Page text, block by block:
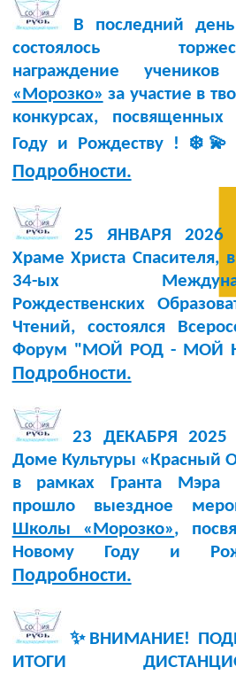
В последний день
состоялось
награждение учеников
«Морозко» за участие в
конкурсах,
Году и Рождеству !
Подробности.
25 ЯНВАРЯ 2026
Храме Христа Спасителя,
34-ых
Рождественских
Чтений, состоялся
Форум "МОЙ РОД - МОЙ
Подробности.
23 ДЕКАБРЯ
Доме Культуры «Красный
в рамках Гранта Мэра
прошло выездное
Школы «Морозко»,
Новому Году и
Подробности.
✨ВНИМАНИЕ!
ИТОГИ